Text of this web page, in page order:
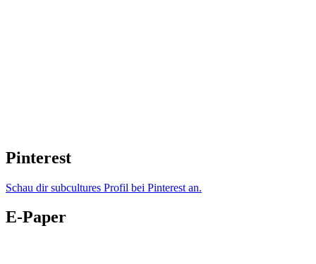
Pinterest
Schau dir subcultures Profil bei Pinterest an.
E-Paper